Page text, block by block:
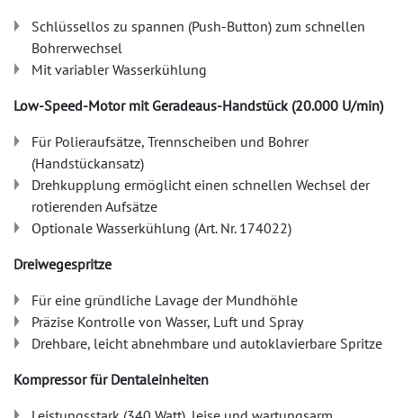
Schlüssellos zu spannen (Push-Button) zum schnellen
Bohrerwechsel
Mit variabler Wasserkühlung
Low-Speed-Motor mit Geradeaus-Handstück (20.000 U/min)
Für Polieraufsätze, Trennscheiben und Bohrer
(Handstückansatz)
Drehkupplung ermöglicht einen schnellen Wechsel der
rotierenden Aufsätze
Optionale Wasserkühlung (Art. Nr. 174022)
Dreiwegespritze
Für eine gründliche Lavage der Mundhöhle
Präzise Kontrolle von Wasser, Luft und Spray
Drehbare, leicht abnehmbare und autoklavierbare Spritze
Kompressor für Dentaleinheiten